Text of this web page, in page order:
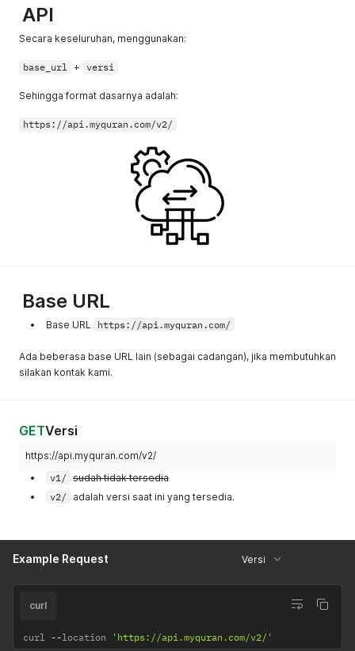
API
Secara keseluruhan, menggunakan:
base_url + versi
Sehingga format dasarnya adalah:
https://api.myquran.com/v2/
Base URL
Base URL https://api.myquran.com/
Ada beberasa base URL lain (sebagai cadangan), jika membutuhkan
silakan kontak kami.
GETVersi
https://api.myquran.com/v2/
v1/ sudah tidak tersedia
v2/
adalah versi saat ini yang tersedia.
Example Request Versi
curl
curl --location 'https://api.myquran.com/v2/'